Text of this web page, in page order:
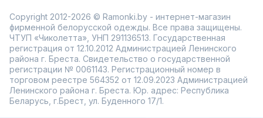
Copyright 2012-2026 © Ramonki.by - интернет-магазин
фирменной белорусской одежды. Все права защищены.
ЧТУП «Чиколетта», УНП 291136513. Государственная
регистрация от 12.10.2012 Администрацией Ленинского
района г. Бреста. Свидетельство о государственной
регистрации № 0061143. Регистрационный номер в
торговом реестре 564352 от 12.09.2023 Администрацией
Ленинского района г. Бреста. Юр. адрес: Республика
Беларусь, г.Брест, ул. Буденного 17/1.